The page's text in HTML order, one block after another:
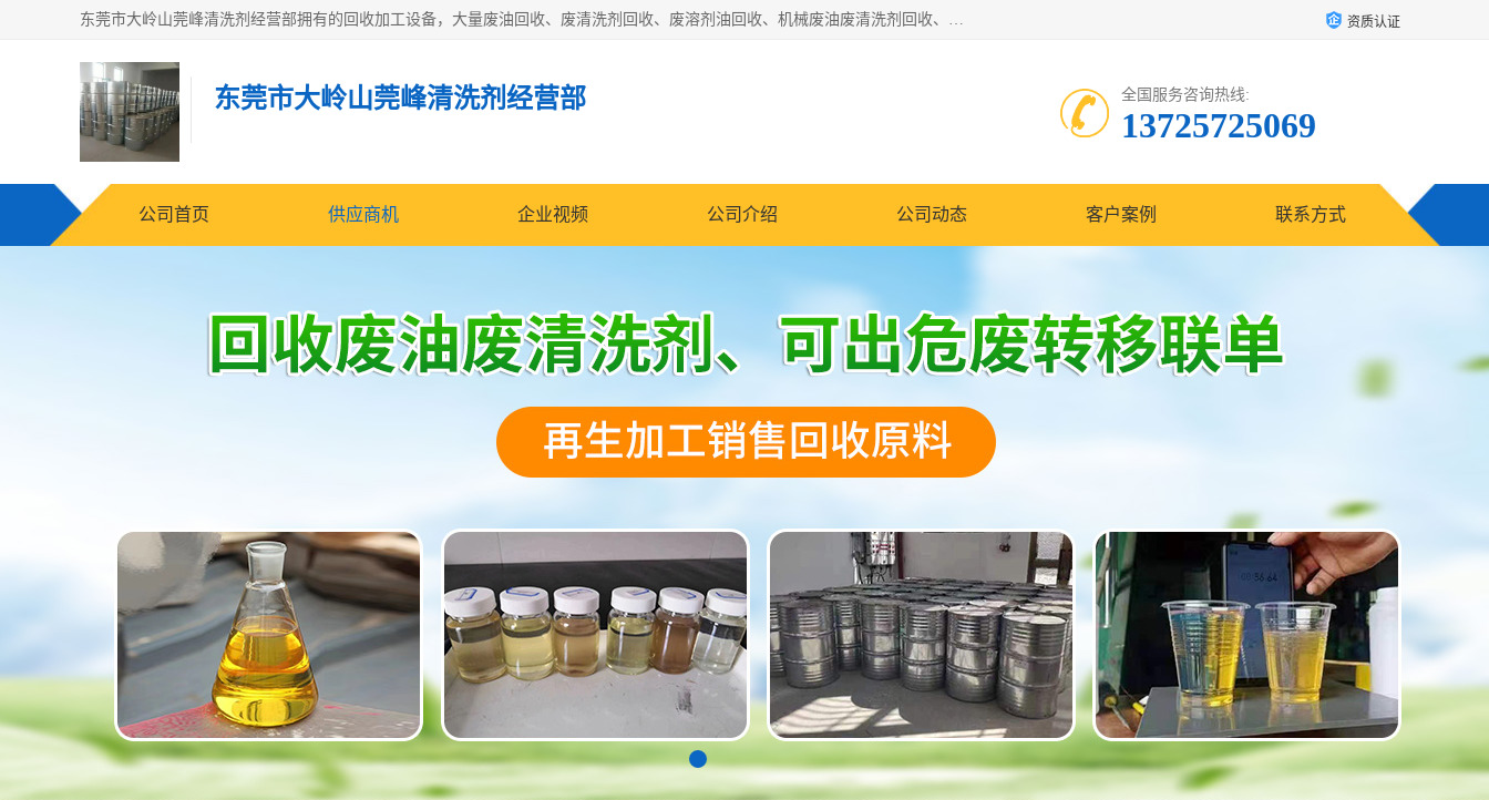
东莞市大岭山莞峰清洗剂经营部拥有的回收加工设备，大量废油回收、废清洗剂回收、废溶剂油回收、机械废油废清洗剂回收、废碳氢回收、碳氢液压油回收、碳氢二氯回收等废清洗剂处理；我们只是提供废旧化工原料的循环使用存放点，执行正规的存放，有正规的回收资质处理。同时我们公司批发零售回收级清洗剂，脱模油再生基础油，质量保证。 资质认证
东莞市大岭山莞峰清洗剂经营部 全国服务咨询热线:
13725725069
公司首页 供应商机 企业视频 公司介绍 公司动态 客户案例 联系方式